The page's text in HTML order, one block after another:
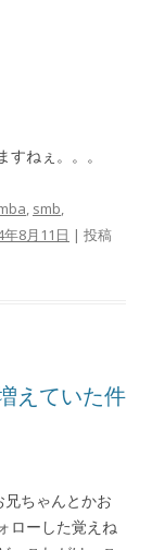
ねぇ。。。
, smb,
年8月11日 | 投稿
えていた件
ちゃんとかお
ローした覚えね